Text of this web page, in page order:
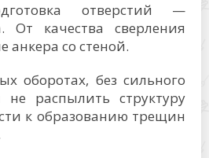
отверстий —
От качества сверления
анкера со стеной.
оборотах, без сильного
распылить структуру
к образованию трещин